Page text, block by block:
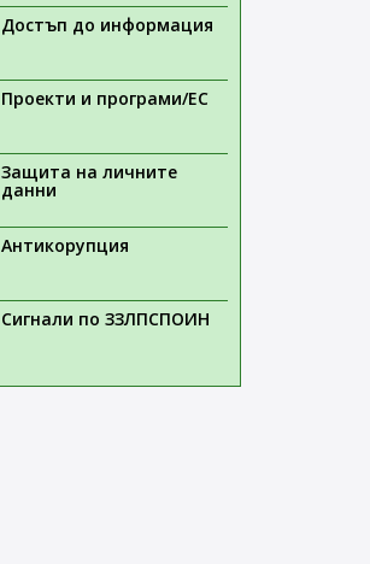
Достъп до информация
Проекти и програми/ЕС
Защита на личните
данни
Антикорупция
Сигнали по ЗЗЛПСПОИН